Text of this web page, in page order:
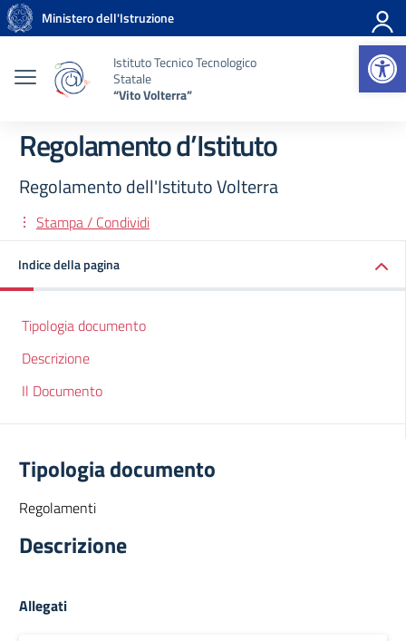
Vai ai contenuti
Vai al menu di navigazione
Vai al footerMinistero dell'Istruzione
Istituto Tecnico Tecnologico
Statale
“Vito Volterra”
Regolamento d’Istituto
Regolamento dell'Istituto Volterra
Stampa / Condividi
Indice della pagina
Tipologia documento
Descrizione
Il Documento
Tipologia documento
Regolamenti
Descrizione
Allegati